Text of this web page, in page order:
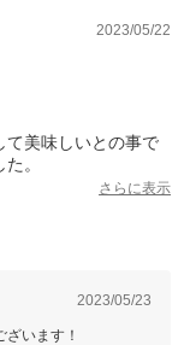
2023/05/22
て美味しいとの事で
。
さらに表示
2023/05/23
います！